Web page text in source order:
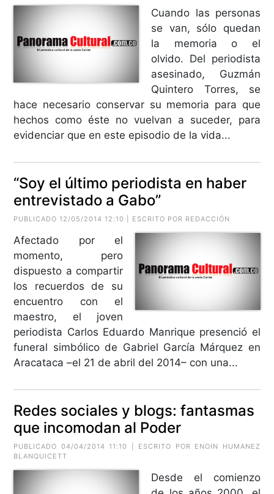
Cuando las personas
se van, sólo quedan
la memoria o el
olvido. Del periodista
asesinado, Guzmán
Quintero Torres, se
hace necesario conservar su memoria para que
hechos como éste no vuelvan a suceder, para
evidenciar que en este episodio de la vida...
“Soy el último periodista en haber
entrevistado a Gabo”
PUBLICADO 12/05/2014 12:10 | ESCRITO POR REDACCIÓN
Afectado por el
momento, pero
dispuesto a compartir
los recuerdos de su
encuentro con el
maestro, el joven
periodista Carlos Eduardo Manrique presenció el
funeral simbólico de Gabriel García Márquez en
Aracataca –el 21 de abril del 2014– con una...
Redes sociales y blogs: fantasmas
que incomodan al Poder
PUBLICADO 04/04/2014 11:10 | ESCRITO POR ENOIN HUMANEZ
BLANQUICETT
Desde el comienzo